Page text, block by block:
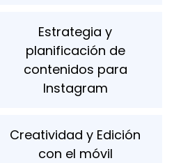
Estrategia y
planificación de
contenidos para
Instagram
Creatividad y Edición
con el móvil